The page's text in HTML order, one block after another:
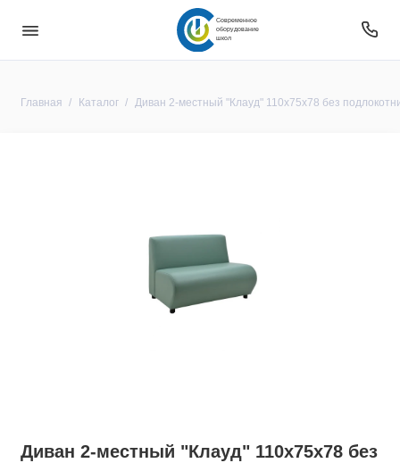
Современное
оборудование
школ
Главная Каталог Диван 2-местный "Клауд" 110х75х78 без
Диван 2-местный "Клауд" 110х75х78 без